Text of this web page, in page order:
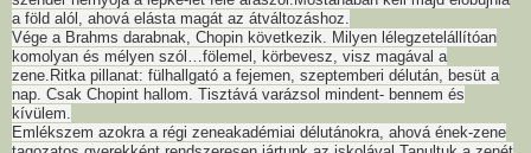
a föld alól, ahová elásta magát az átváltozáshoz.
Vége a Brahms darabnak, Chopin következik. Milyen lélegzetelállítóan
komolyan és mélyen szól…fölemel, körbevesz, visz magával a
zene.Ritka pillanat: fülhallgató a fejemen, szeptemberi délután, besüt a
nap. Csak Chopint hallom. Tisztává varázsol mindent- bennem és
kívülem.
Emlékszem azokra a régi zeneakadémiai délutánokra, ahová ének-zene